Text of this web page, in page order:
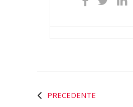
PRECEDENTE